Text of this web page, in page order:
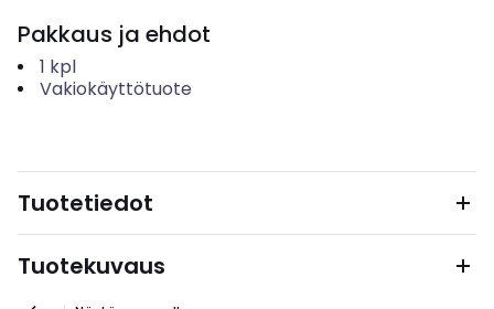
Pakkaus ja ehdot
1 kpl
Vakiokäyttötuote
Tuotetiedot
Tuotekuvaus